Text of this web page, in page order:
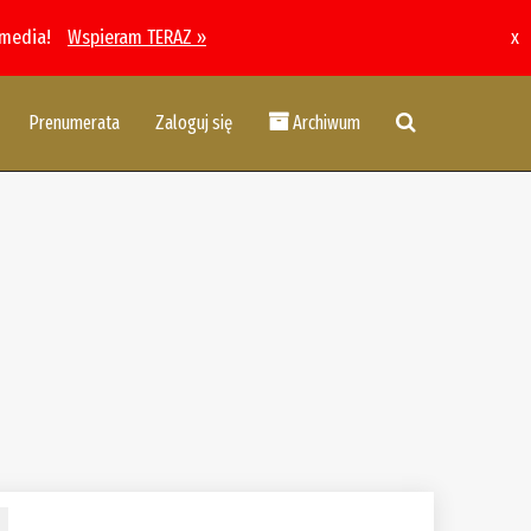
Wspieram TERAZ » x
Prenumerata Zaloguj się Archiwum